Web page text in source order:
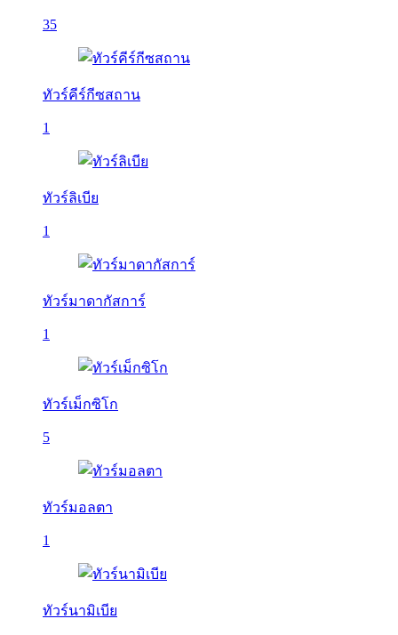
35
ทัวร์คีร์กีซสถาน
1
ทัวร์ลิเบีย
1
ทัวร์มาดากัสการ์
1
ทัวร์เม็กซิโก
5
ทัวร์มอลตา
1
ทัวร์นามิเบีย